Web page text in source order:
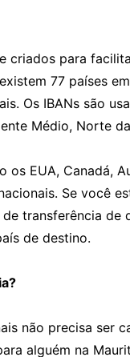
criados para
77 países
Os IBANs são
Médio, Norte
os EUA, Canadá,
Se você
transferência de
de destino.
não precisa ser
alguém na